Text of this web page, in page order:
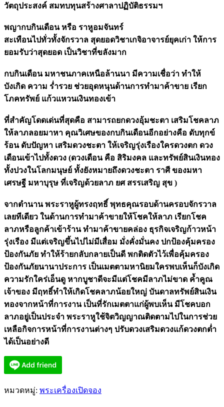
วัตถุประสงค์ สมทบทุนสร้างศาลาปฏิบัติธรรมฯ
พญากบกินเดือน หรือ ราหูอมจันทร์
สะเทือนไปทั่วทั้งจักรวาล สุดยอดวิชาเกจิอาจารย์ยุคเก่า ให้การ
ยอมรับว่าสุดยอด เป็นวิชาที่ขลังมาก
กบกินเดือน มหาชนภาคเหนือล้านนา มีความเชื่อว่า ทำให้
บังเกิด ความ ร่ำรวย ช่วยอุดหนุนด้านการทำมาค้าขาย เรียก
โภคทรัพย์ แก้วแหวนเงินทองเข้า
ที่สำคัญโดดเด่นที่สุดคือ สามารถยกดวงอุ้มชะตา เสริมโชคลาภ
ให้ลาภลอยมาหา คุณวิเศษของกบกินเดือนอีกอย่างคือ ดับทุกข์
ร้อน ดับปัญหา เสริมดวงชะตา ให้เจริญรุ่งเรืองใครดวงตก ดวง
เดือนเข้าไปทั้งดวง (ดวงเดือน คือ สิริมงคล และทรัพย์สินเงินทอง
ทั้งปวงในโลกมนุษย์ ทั้งยังหมายถึงดวงชะตา ราศี ของมหา
เศรษฐี มหาบุรุษ ที่เจริญด้วยลาภ ยศ สรรเสริญ สุข )
จากตำนาน พระราหูผู้ทรงฤทธิ์ พุทธคุณรอบด้านครอบจักรวาล
เลยทีเดียว ในด้านการทำมาค้าขายให้โชคให้ลาภ เรียกโชค
ลาภหรือลูกค้าเข้าร้าน ทำมาค้าขายคล่อง ธุรกิจเจริญก้าวหน้า
รุ่งเรือง มีแต่เจริญขึ้นไปไม่มีเสื่อม มั่งคั่งมั่นคง ปกป้องคุ้มครอง
ป้องกันภัย ทำให้ร้ายกลับกลายเป็นดี พกติดตัวไว้เพื่อคุ้มครอง
ป้องกันภัยนานาประการ เป็นเมตตามหานิยมใครพบเห็นก็บังเกิด
ความรักใคร่เอ็นดู หากบูชาดีจะมีแต่โชคมีลาภไม่ขาด ค้ำคูณ
เจ้าของ มีฤทธิ์ทำให้เกิดโชคลาภน้อยใหญ่ บันดาลทรัพย์สินเงิน
ทองจากหน้าที่การงาน เป็นที่รักเมตตาแก่ผู้พบเห็น มีโชคบอก
ลาภอยู่เป็นประจำ พระราหูใช้จิตวิญญาณติดตามไปในการช่วย
เหลือกิจการหน้าที่การงานต่างๆ ปรับดวงเสริมดวงแก้ดวงตกต่ำ
ได้เป็นอย่างดี
หมวดหมู่: พระเครื่องเปิดจอง